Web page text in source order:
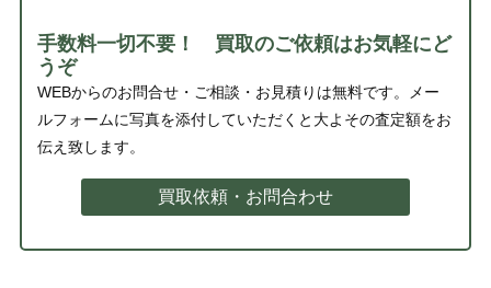
手数料一切不要！ 買取のご依頼はお気軽にど
うぞ
WEBからのお問合せ・ご相談・お見積りは無料です。メー
ルフォームに写真を添付していただくと大よその査定額をお
伝え致します。
買取依頼・お問合わせ